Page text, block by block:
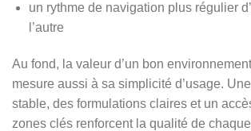
un rythme de navigation plus régulier
l’autre
Au fond, la valeur d’un bon
mesure aussi à sa simplicité d’usage.
stable, des formulations claires et un
zones clés renforcent la qualité de